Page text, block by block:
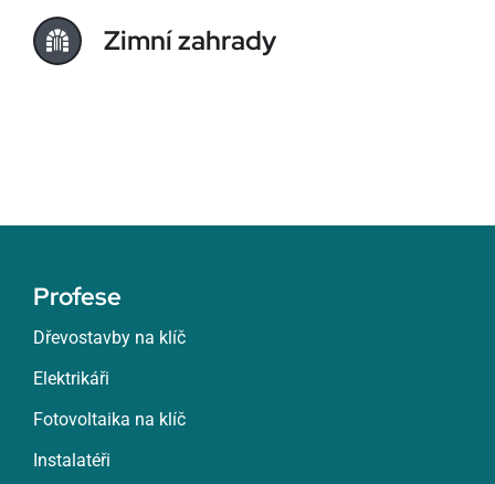
Zimní zahrady
Profese
Dřevostavby na klíč
Elektrikáři
Fotovoltaika na klíč
Instalatéři